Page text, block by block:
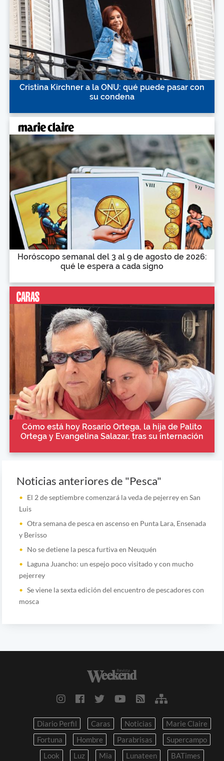
Cristina Kirchner a la ONU: qué puede pasar con
su condena
Horóscopo semanal del 3 al 9 de agosto de 2026:
qué le espera a cada signo
Cómo está hoy Rosario Ortega, la hija de Palito
Ortega y Evangelina Salazar, tras su internación
Noticias anteriores de "Pesca"
El 2 de septiembre comenzará la veda de pejerrey en San
Luis
Otra semana de pesca en ascenso en Punta Lara, Ensenada
y Berisso
No se detiene la pesca furtiva en Neuquén
Laguna Juancho: un espejo poco visitado y con mucho
pejerrey
Se viene la sexta edición del encuentro de pescadores con
mosca
Diario Perfil Caras Noticias
Marie Claire
Fortuna
Hombre Parabrisas
Supercampo
Look
Luz Mia Lunateen BATimes